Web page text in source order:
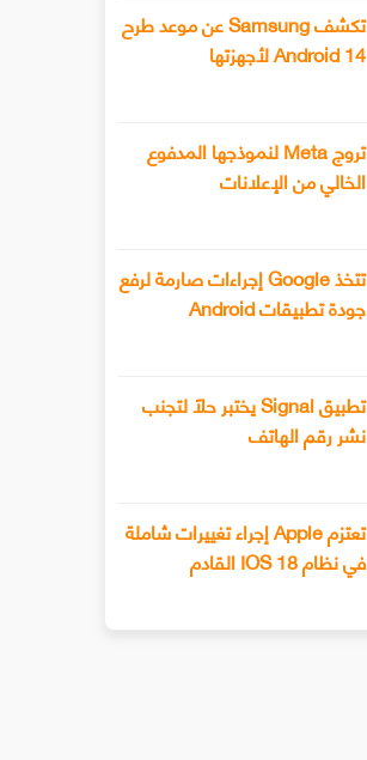
تكشف Samsung عن موعد طرح
Android 14 لأجهزتها
تروج Meta لنموذجها المدفوع
الخالي من الإعلانات
تتخذ Google إجراءات صارمة لرفع
جودة تطبيقات Android
تطبيق Signal يختبر حلًا لتجنب
نشر رقم الهاتف
تعتزم Apple إجراء تغييرات شاملة
في نظام IOS 18 القادم